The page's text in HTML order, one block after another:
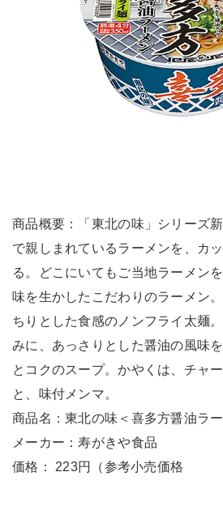
商品概要：「東北の味」シリーズ
で親しまれているラーメンを、カ
る。どこにいてもご当地ラーメン
味を生かしたこだわりのラーメン
ちりとした食感のノンフライ太麺
みに、あっさりとした醤油の風味
とコクのスープ。かやくは、チャ
と、味付メンマ。
商品名：東北の味＜喜多方醤油ラ
メーカー：寿がきや食品
価格： 223円（参考小売価格